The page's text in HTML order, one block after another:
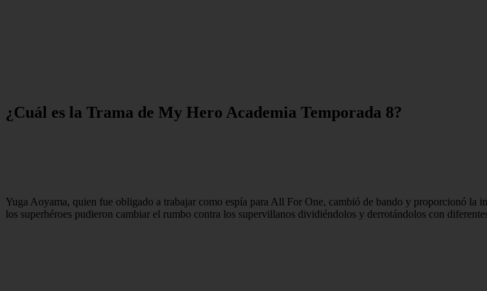
¿Cuál es la Trama de My Hero Academia Temporada 8?
Yuga Aoyama, quien fue obligado a trabajar como espía para All For One, cambió de bando y proporcionó
los superhéroes pudieron cambiar el rumbo contra los supervillanos dividiéndolos y derrotándolos con